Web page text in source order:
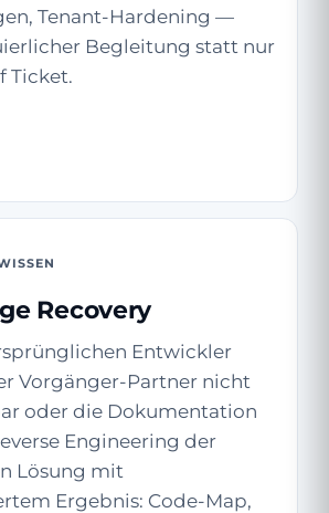
Tenant-Hardening —
Begleitung statt nur
Ticket.
Recovery
Entwickler
Vorgänger-Partner nicht
oder die Dokumentation
Engineering der
Lösung mit
Ergebnis: Code-Map,